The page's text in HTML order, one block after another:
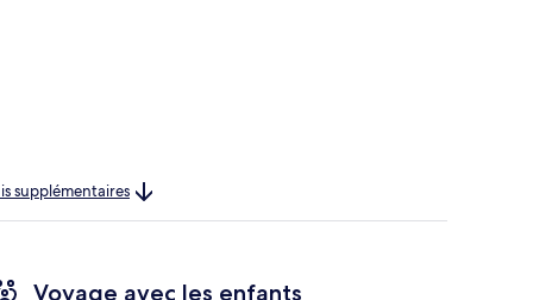
supplémentaires
Voyage avec les enfants